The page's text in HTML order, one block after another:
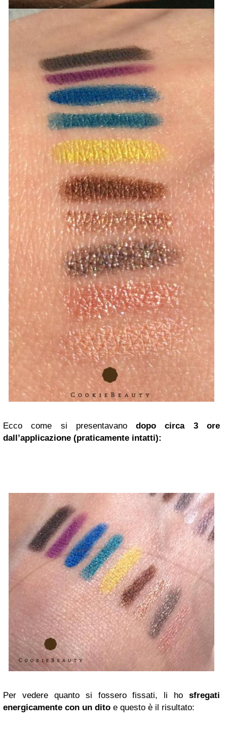
Ecco come si presentavanodopo circa 3 ore
dall’applicazione (praticamente intatti):
Per vedere quanto si fossero fissati, li ho sfregati
energicamente con un dito e questo è il risultato: